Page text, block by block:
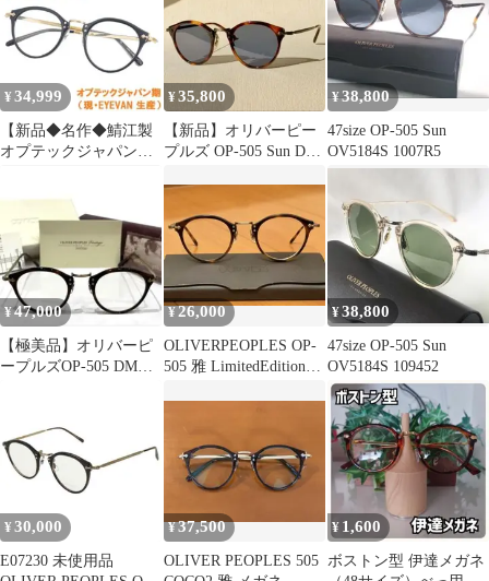
¥ 34,999
【新品◆名作◆鯖江製
オプテックジャパン
¥35,800
【新品】オリバーピー
プルズ OP-505 Sun DM
¥38,800
47size OP-505 Sun
OV5184S 1007R5
¥47,000
【極美品】オリバーピ
ープルズOP-505 DM
¥26,000
OLIVERPEOPLES OP-
505 雅 LimitedEdition
¥38,800
47size OP-505 Sun
OV5184S 109452
¥ 30,000
E07230 未使用品
¥37,500
OLIVER PEOPLES 505
¥ 1,600
ボストン型 伊達メガネ